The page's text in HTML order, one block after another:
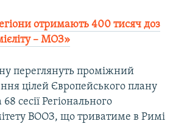
отримають 400 тисяч доз
– МОЗ»
переглянуть проміжний
цілей Європейського плану
сесії Регіонального
ВООЗ, що триватиме в Римі